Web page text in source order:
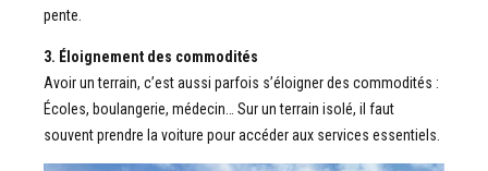
pente.
3. Éloignement des commodités
Avoir un terrain, c’est aussi parfois s’éloigner des commodités :
Écoles, boulangerie, médecin… Sur un terrain isolé, il faut
souvent prendre la voiture pour accéder aux services essentiels.